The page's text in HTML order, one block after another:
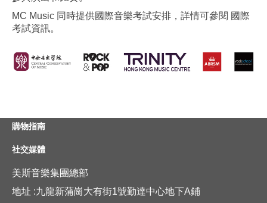
MC Music 同時提供國際音樂考試安排，詳情可參閱 國際
考試資訊。
購物指南
社交媒體
美斯音樂集團總部
地址 :九龍新蒲崗大有街1號勤達中心地下A鋪